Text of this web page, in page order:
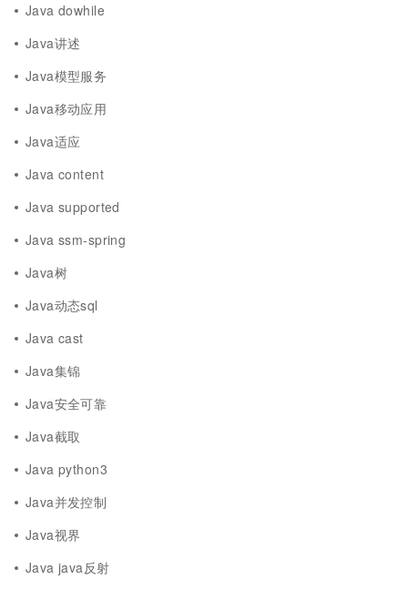
Java dowhile
Java讲述
Java模型服务
Java移动应用
Java适应
Java content
Java supported
Java ssm-spring
Java树
Java动态sql
Java cast
Java集锦
Java安全可靠
Java截取
Java python3
Java并发控制
Java视界
Java java反射